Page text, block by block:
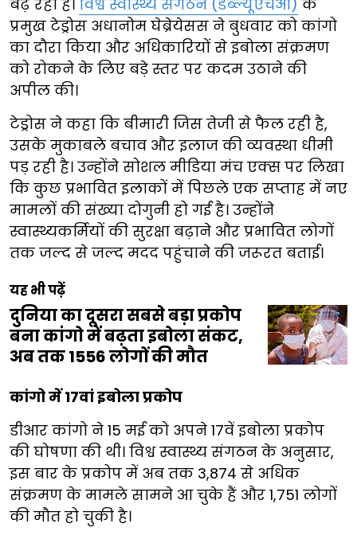
बढ़ रहा है। विश्व स्वास्थ्य संगठन (डब्ल्यूएचओ) के
प्रमुख टेड्रोस अधानोम घेब्रेयेसस ने बुधवार को कांगो
का दौरा किया और अधिकारियों से इबोला संक्रमण
को रोकने के लिए बड़े स्तर पर कदम उठाने की
अपील की।
टेड्रोस ने कहा कि बीमारी जिस तेजी से फैल रही है,
उसके मुकाबले बचाव और इलाज की व्यवस्था धीमी
पड़ रही है। उन्होंने सोशल मीडिया मंच एक्स पर लिखा
कि कुछ प्रभावित इलाकों में पिछले एक सप्ताह में नए
मामलों की संख्या दोगुनी हो गई है। उन्होंने
स्वास्थ्यकर्मियों की सुरक्षा बढ़ाने और प्रभावित लोगों
तक जल्द से जल्द मदद पहुंचाने की जरूरत बताई।
यह भी पढ़ें
दुनिया का दूसरा सबसे बड़ा प्रकोप
बना कांगो में बढ़ता इबोला संकट,
अब तक 1556 लोगों की मौत
कांगो में 17वां इबोला प्रकोप
डीआर कांगो ने 15 मई को अपने 17वें इबोला प्रकोप
की घोषणा की थी। विश्व स्वास्थ्य संगठन के अनुसार,
इस बार के प्रकोप में अब तक 3,874 से अधिक
संक्रमण के मामले सामने आ चुके हैं और 1,751 लोगों
की मौत हो चुकी है।